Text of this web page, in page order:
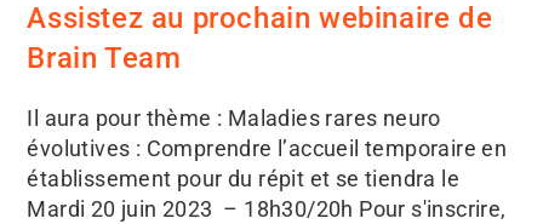
Assistez au prochain webinaire de
Brain Team
Il aura pour thème : Maladies rares neuro
évolutives : Comprendre l’accueil temporaire en
établissement pour du répit et se tiendra le
Mardi 20 juin 2023 – 18h30/20h Pour s'inscrire,